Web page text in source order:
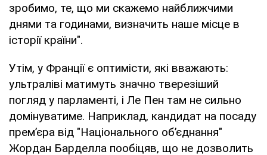
зробимо, те, що ми скажемо найближчими
днями та годинами, визначить наше місце в
історії країни".
Утім, у Франції є оптимісти, які вважають:
ультраліві матимуть значно тверезіший
погляд у парламенті, і Ле Пен там не сильно
домінуватиме. Наприклад, кандидат на посаду
прем’єра від "Національного об’єднання"
Жордан Барделла пообіцяв, що не дозволить